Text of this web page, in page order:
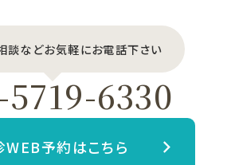
談などお気軽にお電話下さい
6330
WEB予約はこちら